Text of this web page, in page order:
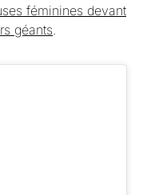
féminines devant
géants.